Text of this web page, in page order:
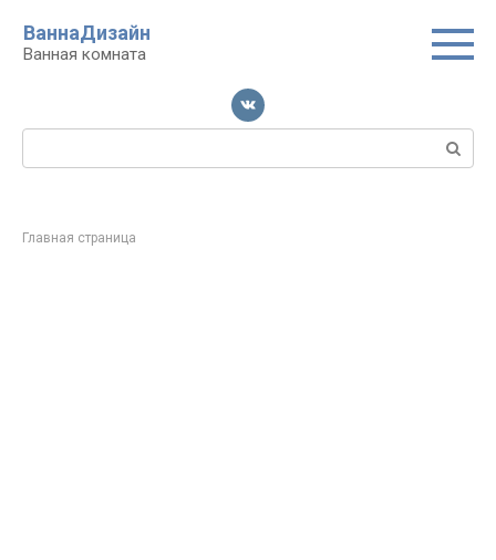
контенту
ВаннаДизайн
Ванная комната
Поиск:
Главная страница